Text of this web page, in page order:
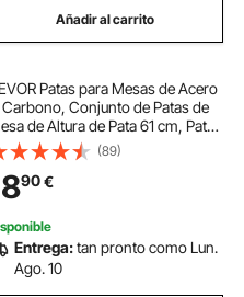
Añadir al carrito
Patas para Mesas de Acero
Carbono, Conjunto de Patas de
de Altura de Pata 61 cm, Patas
Muebles con 4 Pies de Goma,
de Mesa con Capacidad de
100 kg para Mesas Auxiliares
(89)
90€
Entrega:tan pronto como Lun.
Ago. 10